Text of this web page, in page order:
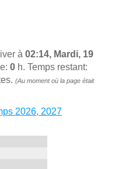
à 02:14, Mardi, 19
0h. Temps restant:
(Au moment où la page était
2026, 2027